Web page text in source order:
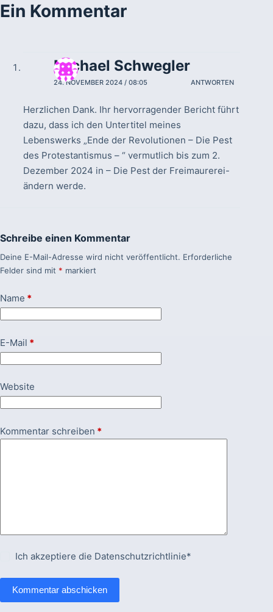
Ein Kommentar
Michael Schwegler
24. NOVEMBER 2024 / 08:05 ANTWORTEN
Herzlichen Dank. Ihr hervorragender Bericht führt
dazu, dass ich den Untertitel meines
Lebenswerks „Ende der Revolutionen – Die Pest
des Protestantismus – “ vermutlich bis zum 2.
Dezember 2024 in – Die Pest der Freimaurerei-
ändern werde.
Schreibe einen Kommentar
Deine E-Mail-Adresse wird nicht veröffentlicht. Erforderliche
Felder sind mit * markiert
Name *
E-Mail *
Website
Kommentar schreiben *
Ich akzeptiere die Datenschutzrichtlinie*
Kommentar abschicken